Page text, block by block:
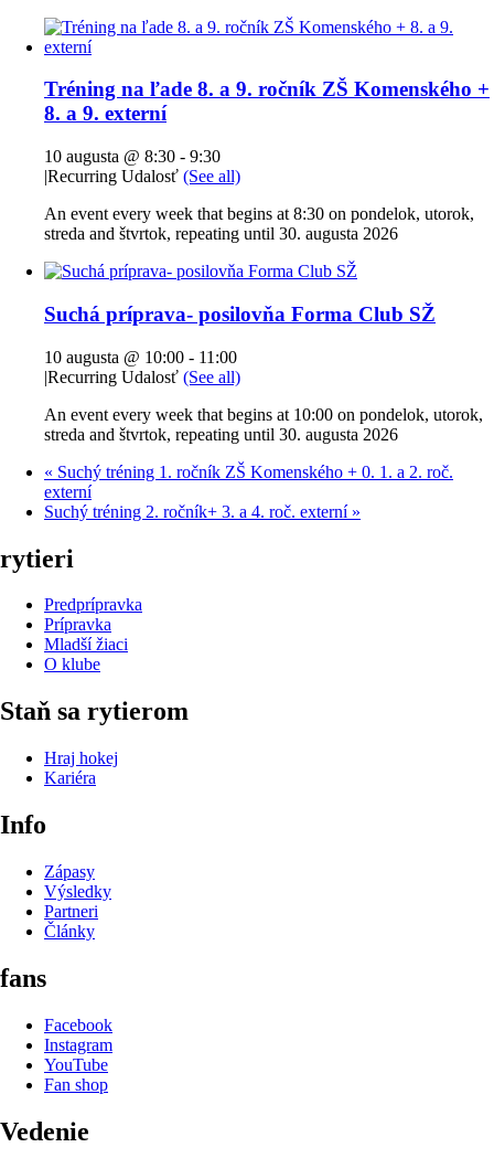
Tréning na ľade 8. a 9. ročník ZŠ Komenského +
8. a 9. externí
10 augusta @ 8:30 - 9:30
|Recurring Udalosť (See all)
An event every week that begins at 8:30 on pondelok, utorok,
streda and štvrtok, repeating until 30. augusta 2026
Suchá príprava- posilovňa Forma Club SŽ
10 augusta @ 10:00 - 11:00
|Recurring Udalosť (See all)
An event every week that begins at 10:00 on pondelok, utorok,
streda and štvrtok, repeating until 30. augusta 2026
« Suchý tréning 1. ročník ZŠ Komenského + 0. 1. a 2. roč.
externí
Suchý tréning 2. ročník+ 3. a 4. roč. externí »
rytieri
Predprípravka
Prípravka
Mladší žiaci
O klube
Staň sa rytierom
Hraj hokej
Kariéra
Info
Zápasy
Výsledky
Partneri
Články
fans
Facebook
Instagram
YouTube
Fan shop
Vedenie